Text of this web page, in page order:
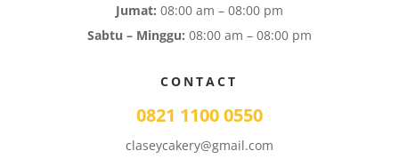
Jumat: 08:00 am – 08:00 pm
Sabtu – Minggu: 08:00 am – 08:00 pm
CONTACT
0821 1100 0550
claseycakery@gmail.com